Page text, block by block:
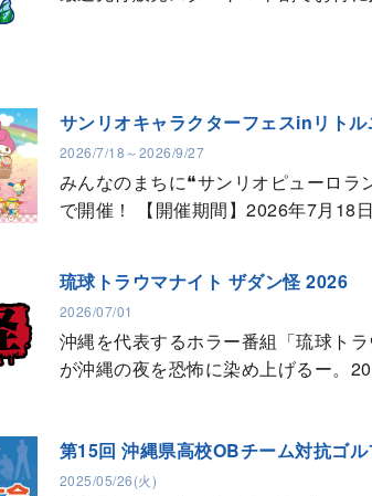
サンリオキャラクターフェスinリト
2026/7/18～2026/9/27
みんなのまちに❝サンリオピューロ
で開催！ 【開催期間】2026年7月18
琉球トラウマナイト ザダン怪 2026
2026/07/01
沖縄を代表するホラー番組「琉球ト
が沖縄の夜を恐怖に染め上げるー。
第15回 沖縄県高校OBチーム対抗ゴ
2025/05/26(火)